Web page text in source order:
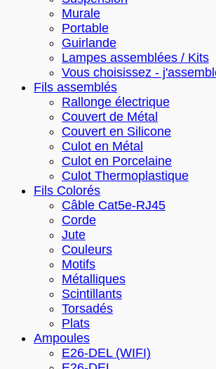
Murale
Portable
Guirlande
Lampes assemblées / Kits
Vous choisissez -
Fils assemblés
Rallonge électrique
Couvert de Métal
Couvert en Silicone
Culot en Métal
Culot en Porcelaine
Culot Thermoplastique
Fils Colorés
Câble Cat5e-RJ45
Corde
Jute
Couleurs
Motifs
Métalliques
Scintillants
Torsadés
Plats
Ampoules
E26-DEL (WIFI)